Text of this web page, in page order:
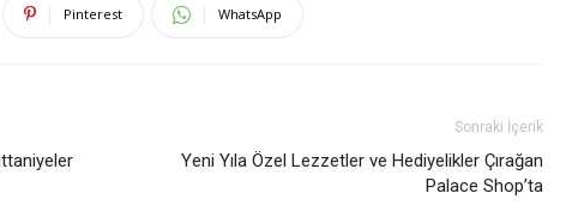
Pinterest WhatsApp
Sonraki İçerik
Yeni Yıla Özel Lezzetler ve Hediyelikler Çırağan
Palace Shop’ta